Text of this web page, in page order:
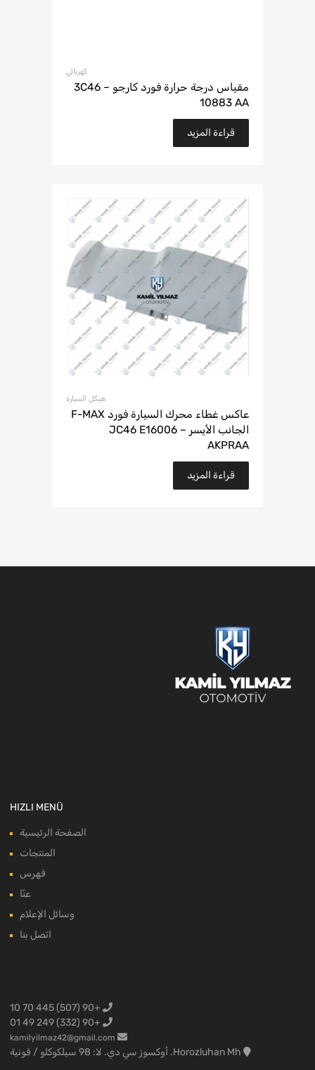
كهربائي
مقياس درجة حرارة فورد كارجو – 3C46
10883 AA
قراءة المزيد
هيكل السيارة
عاكس غطاء محرك السيارة فورد F-MAX
الجانب الأيسر – JC46 E16006
AKPRAA
قراءة المزيد
HIZLI MENÜ
الصفحة الرئيسية
المنتجات
فهرس
عنّا
وسائل الإعلام
اتصل بنا
+90 (507) 445 70 10
+90 (332) 249 49 01
kamilyilmaz42@gmail.com
Horozluhan Mh. أوكسوز سي دي. لا: 98 سيلكوكلو / قونية